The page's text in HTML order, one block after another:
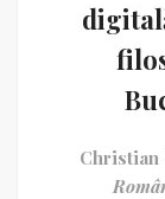
Christian